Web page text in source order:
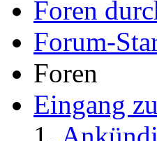
Foren
Forum-
Foren
Eingang